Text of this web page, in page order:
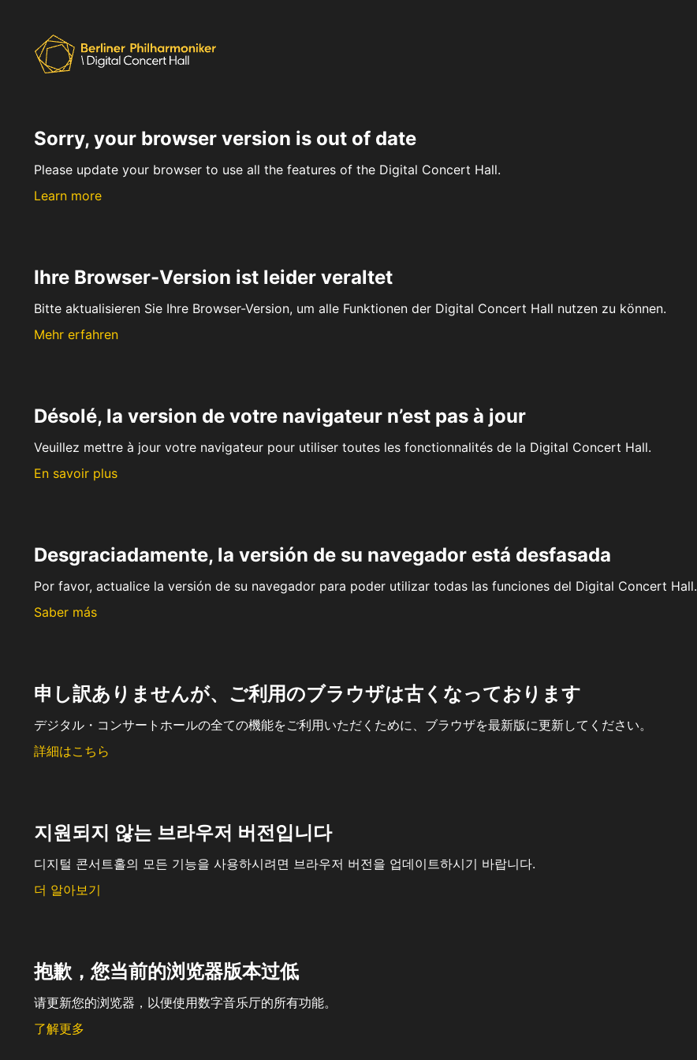
Sorry, your browser version is out of date
Please update your browser to use all the features of the Digital Concert Hall.
Learn more
Ihre Browser-Version ist leider veraltet
Bitte aktualisieren Sie Ihre Browser-Version, um alle Funktionen der Digital Concert Hall nutzen zu können.
Mehr erfahren
Désolé, la version de votre navigateur n’est pas à jour
Veuillez mettre à jour votre navigateur pour utiliser toutes les fonctionnalités de la Digital Concert Hall.
En savoir plus
Desgraciadamente, la versión de su navegador está desfasada
Por favor, actualice la versión de su navegador para poder utilizar todas las funciones del Digital Concert Hall.
Saber más
申し訳ありませんが、ご利用のブラウザは古くなっております
デジタル・コンサートホールの全ての機能をご利用いただくために、ブラウザを最新版に更新してください。
詳細はこちら
지원되지 않는 브라우저 버전입니다
디지털 콘서트홀의 모든 기능을 사용하시려면 브라우저 버전을 업데이트하시기 바랍니다.
더 알아보기
抱歉，您当前的浏览器版本过低
请更新您的浏览器，以便使用数字音乐厅的所有功能。
了解更多